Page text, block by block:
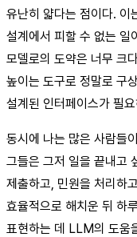
유난히 얇다는 점이다. 이
설계에서 피할 수 없는 일
모델로의 도약은 너무 크
높이는 도구로 정말로 구
설계된 인터페이스가 필
동시에 나는 많은 사람들
그들은 그저 일을 끝내고
제출하고, 민원을 처리하
효율적으로 해치운 뒤 하
표현하는 데 LLM의 도움